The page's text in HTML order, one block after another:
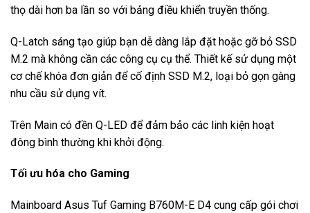
thọ dài hơn ba lần so với bảng điều khiển truyền thống.
Q-Latch sáng tạo giúp bạn dễ dàng lắp đặt hoặc gỡ bỏ SSD
M.2 mà không cần các công cụ cụ thể. Thiết kế sử dụng một
cơ chế khóa đơn giản để cố định SSD M.2, loại bỏ gọn gàng
nhu cầu sử dụng vít.
Trên Main có đền Q-LED để đảm bảo các linh kiện hoạt
đông bình thường khi khởi động.
Tối ưu hóa cho Gaming
Mainboard Asus Tuf Gaming B760M-E D4 cung cấp gói chơi